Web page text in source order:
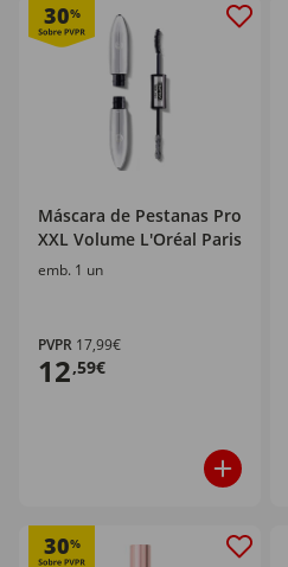
30%
Máscara de Pestanas Pro
XXL Volume L'Oréal Paris
emb. 1 un
PVPR 17,99€
12,59€
30%